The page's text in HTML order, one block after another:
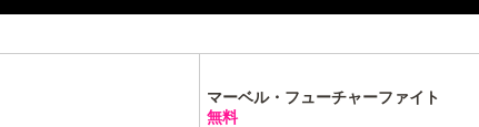
マーベル・フューチャーファイト
無料